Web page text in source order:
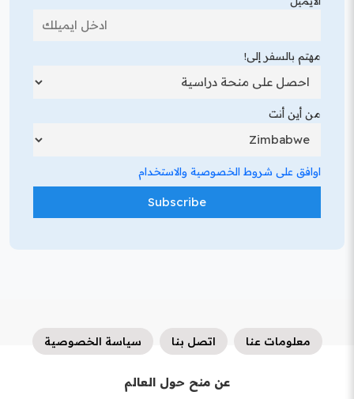
مهتم بالسفر إلى!
من أين أنت
اوافق على شروط الخصوصية والاستخدام
معلومات عنا اتصل بنا سياسة الخصوصية
عن منح حول العالم